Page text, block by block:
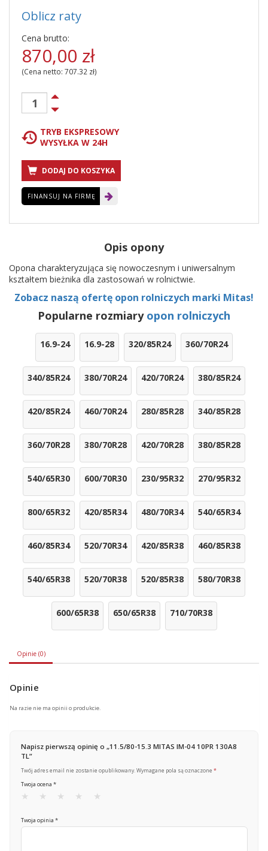
Oblicz raty
Cena brutto:
870,00 zł
(Cena netto: 707.32 zł)
TRYB EKSPRESOWY
WYSYŁKA W 24H
DODAJ DO KOSZYKA
FINANSUJ NA FIRMĘ
Opis opony
Opona charakteryzująca się nowoczesnym i uniwersalnym
kształtem bieżnika dla zastosowań w rolnictwie.
Zobacz naszą ofertę opon rolniczych marki Mitas!
Popularne rozmiary opon rolniczych
16.9-24 16.9-28 320/85R24 360/70R24
340/85R24 380/70R24 420/70R24 380/85R24
420/85R24 460/70R24 280/85R28 340/85R28
360/70R28 380/70R28 420/70R28 380/85R28
540/65R30 600/70R30 230/95R32 270/95R32
800/65R32 420/85R34 480/70R34 540/65R34
460/85R34 520/70R34 420/85R38 460/85R38
540/65R38 520/70R38 520/85R38 580/70R38
600/65R38 650/65R38 710/70R38
Opinie (0)
Opinie
Na razie nie ma opinii o produkcie.
Napisz pierwszą opinię o „11.5/80-15.3 MITAS IM-04 10PR 130A8
TL”
Twój adres email nie zostanie opublikowany. Wymagane pola są oznaczone *
Twoja ocena *
Twoja opinia *